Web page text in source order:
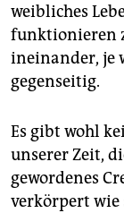
weibliches
funktionieren
ineinander, je
gegenseitig.
Es gibt wohl
unserer Zeit,
gewordenes
verkörpert wie